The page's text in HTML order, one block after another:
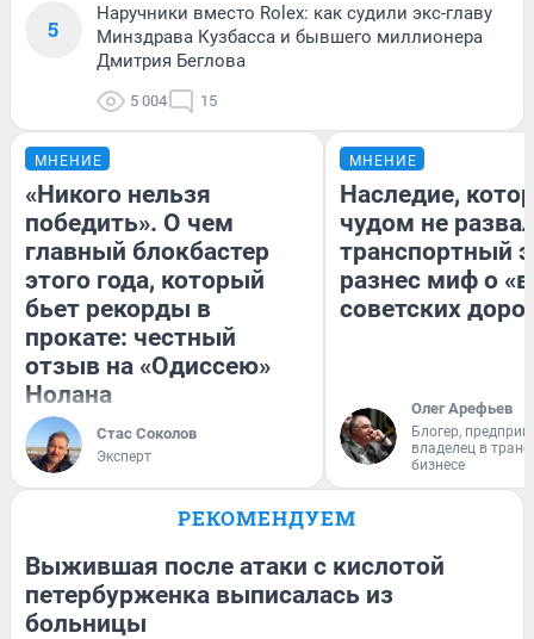
5
Наручники вместо Rolex: как судили экс-главу
Минздрава Кузбасса и бывшего миллионера
Дмитрия Беглова
5 004 15
МНЕНИЕ
«Никого нельзя
победить». О чем
главный блокбастер
этого года, который
бьет рекорды в
прокате: честный
отзыв на «Одиссею»
Нолана
Стас Соколов
Эксперт
МНЕНИЕ
Наследие,
чудом не
транспортный
разнес миф о
советских
Олег Арефьев
Блогер,
владелец в
бизнесе
РЕКОМЕНДУЕМ
Выжившая после атаки с кислотой
петербурженка выписалась из
больницы